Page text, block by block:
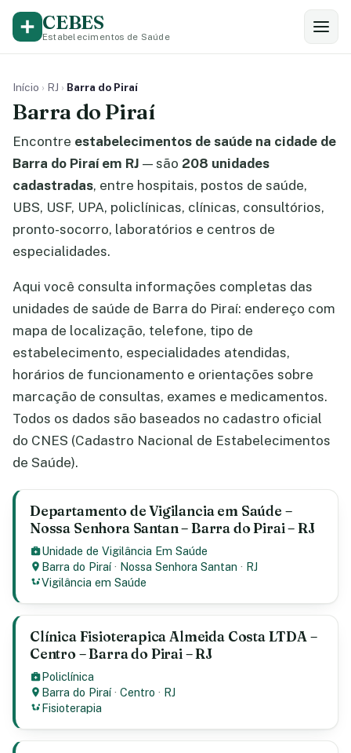
CEBES
Estabelecimentos de Saúde
Início › RJ › Barra do Piraí
Barra do Piraí
Encontre estabelecimentos de saúde na cidade de
Barra do Piraí em RJ — são 208 unidades
cadastradas, entre hospitais, postos de saúde,
UBS, USF, UPA, policlínicas, clínicas, consultórios,
pronto-socorro, laboratórios e centros de
especialidades.
Aqui você consulta informações completas das
unidades de saúde de Barra do Piraí: endereço com
mapa de localização, telefone, tipo de
estabelecimento, especialidades atendidas,
horários de funcionamento e orientações sobre
marcação de consultas, exames e medicamentos.
Todos os dados são baseados no cadastro oficial
do CNES (Cadastro Nacional de Estabelecimentos
de Saúde).
Departamento de Vigilancia em Saúde –
Nossa Senhora Santan – Barra do Pirai – RJ
Unidade de Vigilância Em Saúde
Barra do Piraí · Nossa Senhora Santan · RJ
Vigilância em Saúde
Clínica Fisioterapica Almeida Costa LTDA –
Centro – Barra do Pirai – RJ
Policlínica
Barra do Piraí ·Centro · RJ
Fisioterapia